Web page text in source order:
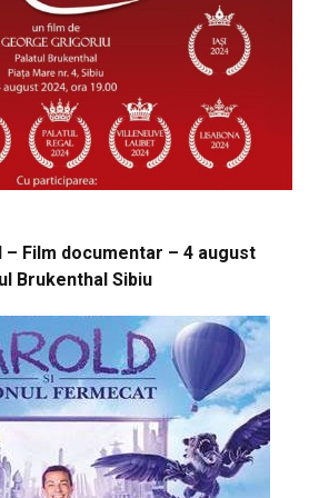
– Film documentar – 4 august
Brukenthal Sibiu